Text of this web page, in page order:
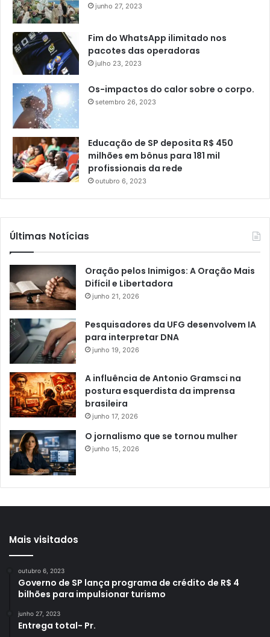
junho 27, 2023
Fim do WhatsApp ilimitado nos
pacotes das operadoras
julho 23, 2023
Os-impactos do calor sobre o corpo.
setembro 26, 2023
Educação de SP deposita R$ 450
milhões em bônus para 181 mil
profissionais da rede
outubro 6, 2023
Últimas Notícias
Oração pelos Inimigos: A Oração Mais
Difícil e Libertadora
junho 21, 2026
Pesquisadores da UFG desenvolvem IA
para interpretar DNA
junho 19, 2026
A influência de Antonio Gramsci na
postura esquerdista da imprensa
brasileira
junho 17, 2026
O jornalismo que se tornou mulher
junho 15, 2026
Mais visitados
outubro 6, 2023
Governo de SP lança programa de crédito de R$ 4
bilhões para impulsionar turismo
junho 27, 2023
Entrega total- Pr.